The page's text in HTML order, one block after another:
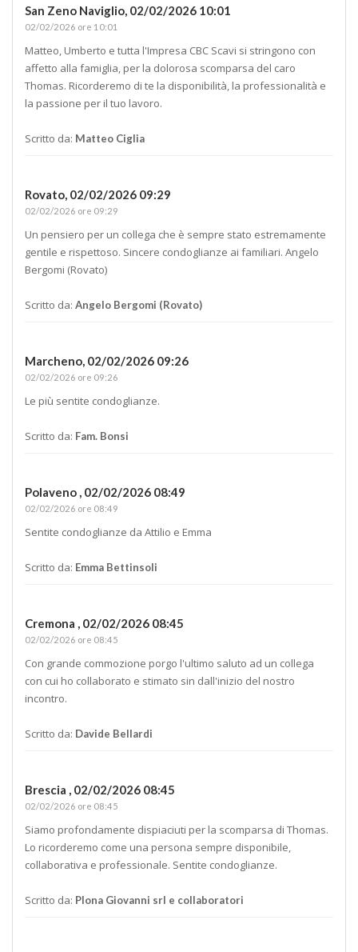
San Zeno Naviglio, 02/02/2026 10:01
02/02/2026 ore 10:01
Matteo, Umberto e tutta l'Impresa CBC Scavi si stringono con
affetto alla famiglia, per la dolorosa scomparsa del caro
Thomas. Ricorderemo di te la disponibilità, la professionalità e
la passione per il tuo lavoro.
Scritto da: Matteo Ciglia
Rovato, 02/02/2026 09:29
02/02/2026 ore 09:29
Un pensiero per un collega che è sempre stato estremamente
gentile e rispettoso. Sincere condoglianze ai familiari. Angelo
Bergomi (Rovato)
Scritto da: Angelo Bergomi (Rovato)
Marcheno, 02/02/2026 09:26
02/02/2026 ore 09:26
Le più sentite condoglianze.
Scritto da: Fam. Bonsi
Polaveno , 02/02/2026 08:49
02/02/2026 ore 08:49
Sentite condoglianze da Attilio e Emma
Scritto da: Emma Bettinsoli
Cremona , 02/02/2026 08:45
02/02/2026 ore 08:45
Con grande commozione porgo l'ultimo saluto ad un collega
con cui ho collaborato e stimato sin dall'inizio del nostro
incontro.
Scritto da: Davide Bellardi
Brescia , 02/02/2026 08:45
02/02/2026 ore 08:45
Siamo profondamente dispiaciuti per la scomparsa di Thomas.
Lo ricorderemo come una persona sempre disponibile,
collaborativa e professionale. Sentite condoglianze.
Scritto da: Plona Giovanni srl e collaboratori